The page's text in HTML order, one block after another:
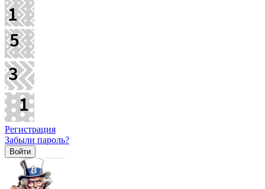
Регистрация
Забыли пароль?